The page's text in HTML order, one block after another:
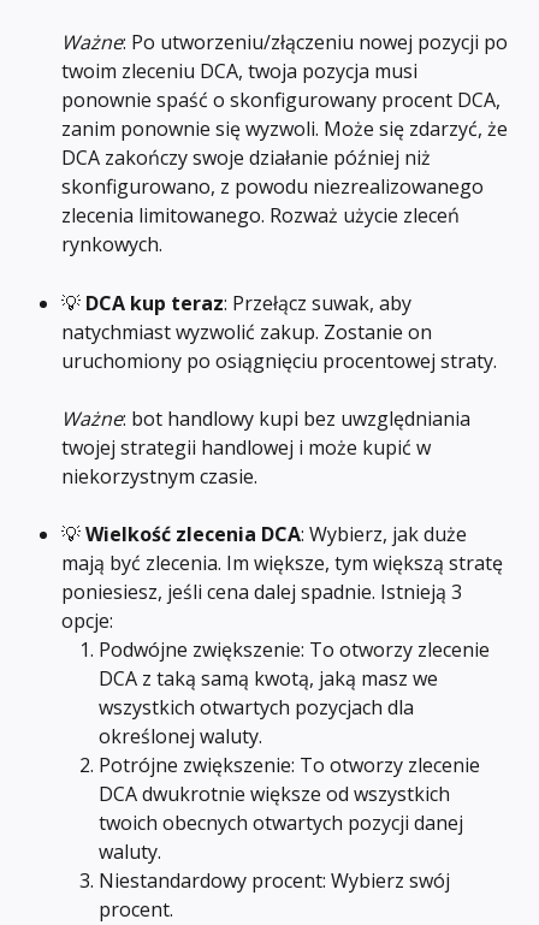
Ważne: Po utworzeniu/złączeniu nowej pozycji po
twoim zleceniu DCA, twoja pozycja musi
ponownie spaść o skonfigurowany procent DCA,
zanim ponownie się wyzwoli. Może się zdarzyć, że
DCA zakończy swoje działanie później niż
skonfigurowano, z powodu niezrealizowanego
zlecenia limitowanego. Rozważ użycie zleceń
rynkowych.
💡 DCA kup teraz: Przełącz suwak, aby
natychmiast wyzwolić zakup. Zostanie on
uruchomiony po osiągnięciu procentowej straty.
Ważne: bot handlowy kupi bez uwzględniania
twojej strategii handlowej i może kupić w
niekorzystnym czasie.
💡 Wielkość zlecenia DCA: Wybierz, jak duże
mają być zlecenia. Im większe, tym większą stratę
poniesiesz, jeśli cena dalej spadnie. Istnieją 3
opcje:
Podwójne zwiększenie: To otworzy zlecenie
DCA z taką samą kwotą, jaką masz we
wszystkich otwartych pozycjach dla
określonej waluty.
Potrójne zwiększenie: To otworzy zlecenie
DCA dwukrotnie większe od wszystkich
twoich obecnych otwartych pozycji danej
waluty.
Niestandardowy procent: Wybierz swój
procent.